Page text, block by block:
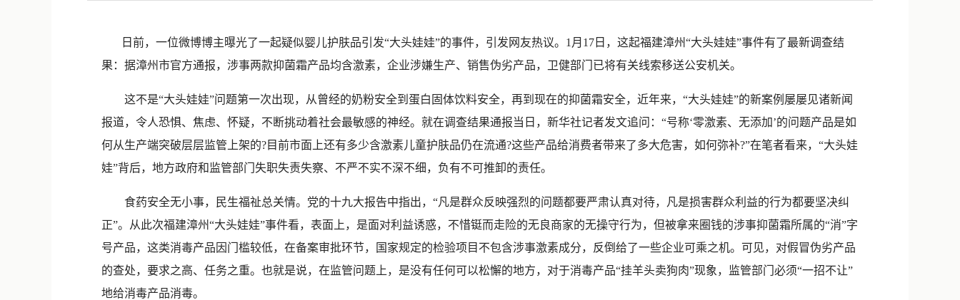
新浪微博
微信
日前，一位微博博主曝光了一起疑似婴儿护肤品引发“大头娃娃”的事件，引发网友热议。1月17日，这起福建漳州“大头娃娃”事件有了最新调查结
果：据漳州市官方通报，涉事两款抑菌霜产品均含激素，企业涉嫌生产、销售伪劣产品，卫健部门已将有关线索移送公安机关。
这不是“大头娃娃”问题第一次出现，从曾经的奶粉安全到蛋白固体饮料安全，再到现在的抑菌霜安全，近年来，“大头娃娃”的新案例屡屡见诸新闻
报道，令人恐惧、焦虑、怀疑，不断挑动着社会最敏感的神经。就在调查结果通报当日，新华社记者发文追问：“号称‘零激素、无添加’的问题产品是如
何从生产端突破层层监管上架的?目前市面上还有多少含激素儿童护肤品仍在流通?这些产品给消费者带来了多大危害，如何弥补?”在笔者看来，“大头娃
娃”背后，地方政府和监管部门失职失责失察、不严不实不深不细，负有不可推卸的责任。
食药安全无小事，民生福祉总关情。党的十九大报告中指出，“凡是群众反映强烈的问题都要严肃认真对待，凡是损害群众利益的行为都要坚决纠
正”。从此次福建漳州“大头娃娃”事件看，表面上，是面对利益诱惑，不惜铤而走险的无良商家的无操守行为，但被拿来圈钱的涉事抑菌霜所属的“消”字
号产品，这类消毒产品因门槛较低，在备案审批环节，国家规定的检验项目不包含涉事激素成分，反倒给了一些企业可乘之机。可见，对假冒伪劣产品
的查处，要求之高、任务之重。也就是说，在监管问题上，是没有任何可以松懈的地方，对于消毒产品“挂羊头卖狗肉”现象，监管部门必须“一招不让”
地给消毒产品消毒。